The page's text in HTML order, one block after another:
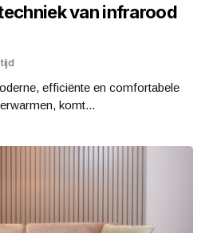
van infrarood
efficiënte en comfortabele
komt...